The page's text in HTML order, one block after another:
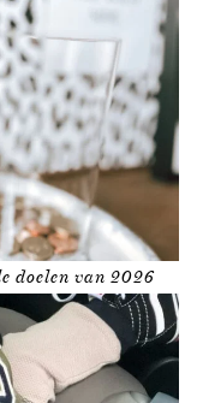
doelen van 2026